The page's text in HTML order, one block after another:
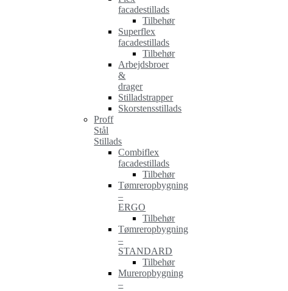
facadestillads
Tilbehør
Superflex
facadestillads
Tilbehør
Arbejdsbroer
&
drager
Stilladstrapper
Skorstensstillads
Proff
Stål
Stillads
Combiflex
facadestillads
Tilbehør
Tømreropbygning
–
ERGO
Tilbehør
Tømreropbygning
–
STANDARD
Tilbehør
Mureropbygning
–